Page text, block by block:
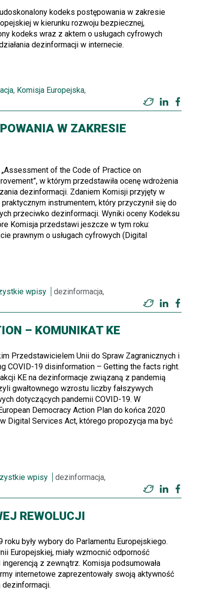
kodeks postępowania w zakresie
w kierunku rozwoju bezpiecznej,
kodeks wraz z aktem o usługach cyfrowych
dezinformacji w internecie.
, Komisja Europejska,
TwitterLinkedIn
W ZAKRESIE
of the Code of Practice on
w którym przedstawiła ocenę wdrożenia
dezinformacji. Zdaniem Komisji przyjęty w
instrumentem, który przyczynił się do
przeciwko dezinformacji. Wyniki oceny Kodeksu
Komisja przedstawi jeszcze w tym roku:
prawnym o usługach cyfrowych (Digital
wpisy
dezinformacja,
TwitterLinkedIn
– KOMUNIKAT KE
Przedstawicielem Unii do Spraw Zagranicznych i
COVID-19 disinformation – Getting the facts right.
KE na dezinformacje związaną z pandemią
gwałtownego wzrostu liczby fałszywych
dotyczących pandemii COVID-19. W
Democracy Action Plan do końca 2020
Digital Services Act, którego propozycja ma być
wpisy
dezinformacja,
TwitterLinkedIn
REWOLUCJI
były wybory do Parlamentu Europejskiego.
Europejskiej, miały wzmocnić odporność
z zewnątrz. Komisja podsumowała
internetowe zaprezentowały swoją aktywność